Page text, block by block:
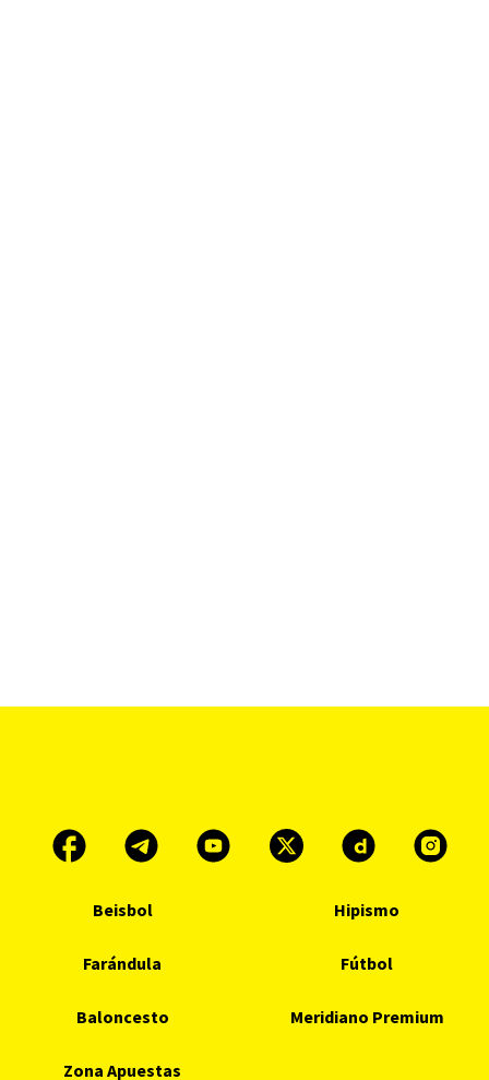
Beisbol Hipismo
Farándula Fútbol
Baloncesto Meridiano Premium
Zona Apuestas